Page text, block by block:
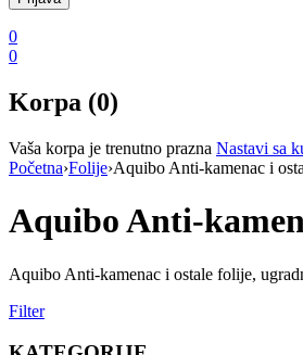
0
0
Korpa (0)
Vaša korpa je trenutno prazna Nastavi sa
Početna›Folije›Aquibo Anti-kamenac i
Aquibo Anti-
Aquibo Anti-kamenac i ostale folije,
Filter